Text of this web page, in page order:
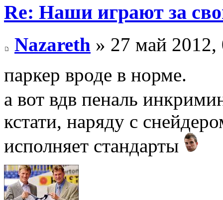
Re: Наши играют за
Nazareth » 27 май 2012,
паркер вроде в норме.
а вот вдв пеналь
кстати, наряду с
исполняет стандарты